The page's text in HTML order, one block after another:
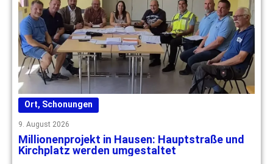
Ort, Schonungen
9. August 2026
Millionenprojekt in Hausen: Hauptstraße und
Kirchplatz werden umgestaltet